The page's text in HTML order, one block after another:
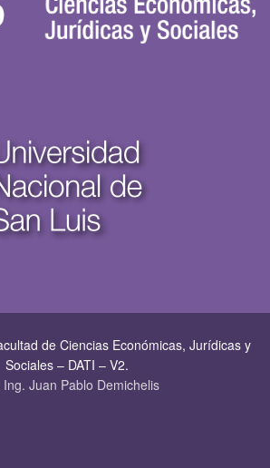
de Ciencias Económicas, Jurí­dicas y
Sociales – DATI – V2.
Ing. Juan Pablo Demichelis